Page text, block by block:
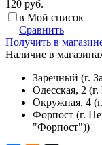
120 руб.
в Мой список
Сравнить
Получить в
Наличие в
Заречный (г.
Одесская, 2
Окружная, 4
Форпост (г.
"Форпост"))